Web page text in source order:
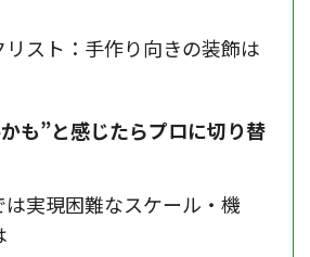
リスト：手作り向きの装飾は
も”と感じたらプロに切り替
は実現困難なスケール・機